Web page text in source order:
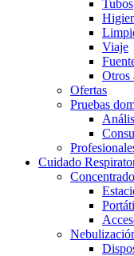
Tubos
Viaje
Otros
Ofertas
Pruebas
Cuidado